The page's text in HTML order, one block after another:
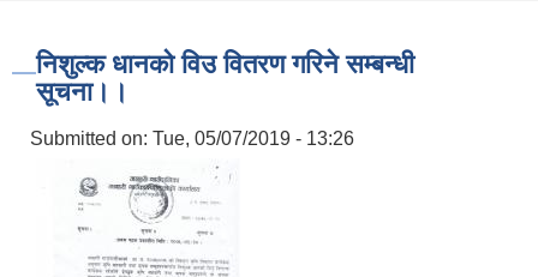
निशुल्क धानको विउ वितरण गरिने सम्बन्धी
सूचना।।
Submitted on: Tue, 05/07/2019 - 13:26